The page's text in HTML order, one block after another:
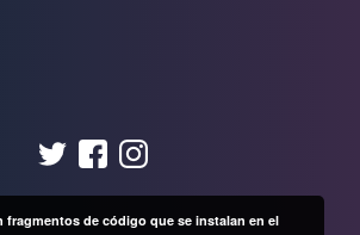
fragmentos de código que se instalan en el